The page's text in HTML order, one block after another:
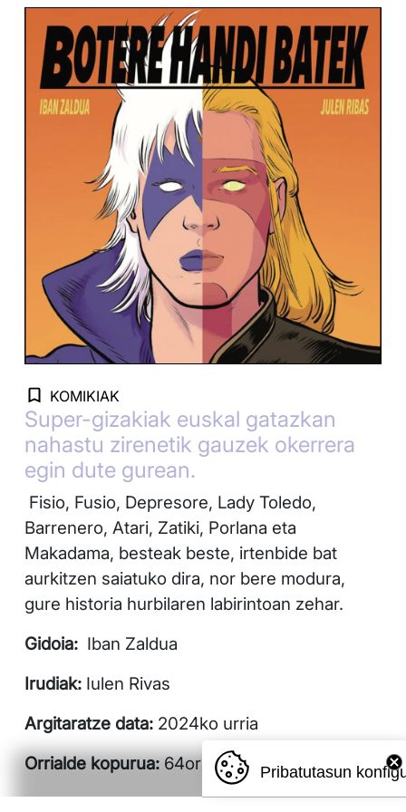
KOMIKIAK
Super-gizakiak euskal gatazkan
nahastu zirenetik gauzek okerrera
egin dute gurean.
Fisio, Fusio, Depresore, Lady Toledo,
Barrenero, Atari, Zatiki, Porlana eta
Makadama, besteak beste, irtenbide bat
aurkitzen saiatuko dira, nor bere modura,
gure historia hurbilaren labirintoan zehar.
Gidoia: Iban Zaldua
Irudiak:Iulen Rivas
Argitaratze data: 2024ko urria
Orrialde kopurua: 64orrialde Pribatutasun